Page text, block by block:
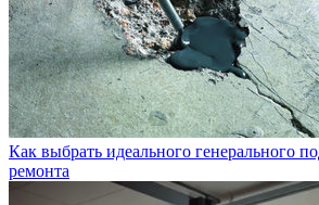
Как выбрать идеального генерального
ремонта